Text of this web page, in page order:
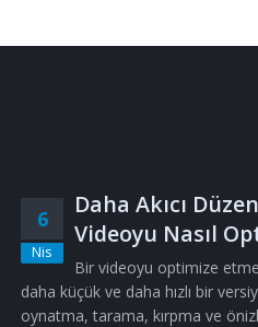
6
Nis
Daha Akıcı
Videoyu Nasıl
Bir videoyu optimize
daha küçük ve daha hızlı bir
oynatma, tarama, kırpma ve